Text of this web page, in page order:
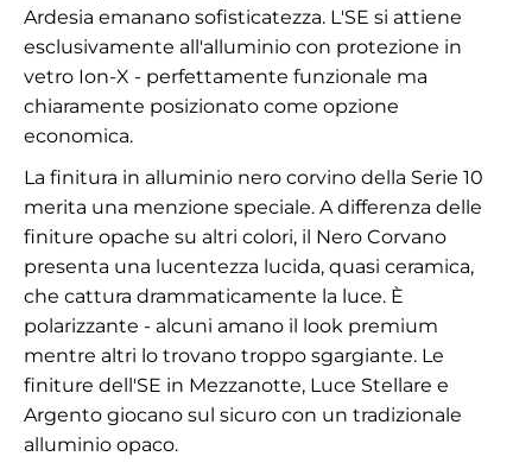
Ardesia emanano sofisticatezza. L'SE si attiene
esclusivamente all'alluminio con protezione in
vetro Ion-X - perfettamente funzionale ma
chiaramente posizionato come opzione
economica.
La finitura in alluminio nero corvino della Serie 10
merita una menzione speciale. A differenza delle
finiture opache su altri colori, il Nero Corvano
presenta una lucentezza lucida, quasi ceramica,
che cattura drammaticamente la luce. È
polarizzante - alcuni amano il look premium
mentre altri lo trovano troppo sgargiante. Le
finiture dell'SE in Mezzanotte, Luce Stellare e
Argento giocano sul sicuro con un tradizionale
alluminio opaco.